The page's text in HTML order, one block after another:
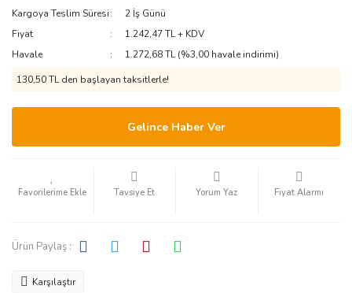
Kargoya Teslim Süresi
2 İş Günü
Fiyat
1.242,47 TL + KDV
Havale
1.272,68 TL (%3,00 havale indirimi)
130,50 TL den başlayan taksitlerle!
Gelince Haber Ver
Tavsiye Et Yorum Yaz Fiyat Alarmı
Ürün Paylaş :
Karşılaştır